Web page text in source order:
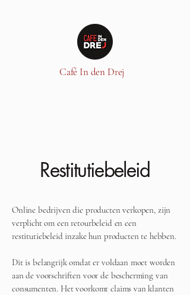
Café In den Drej
Restitutiebeleid
Online bedrijven die producten verkopen, zijn
verplicht om een retourbeleid en een
restitutiebeleid inzake hun producten te hebben.
Dit is belangrijk omdat er voldaan moet worden
aan de voorschriften voor de bescherming van
consumenten. Het voorkomt claims van klanten